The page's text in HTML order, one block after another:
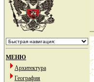
МЕНЮ
Архитектура
География